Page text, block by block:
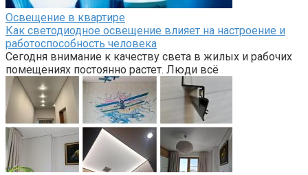
Освещение в квартире
Как светодиодное освещение влияет на настроение и
работоспособность человека
Сегодня внимание к качеству света в жилых и рабочих
помещениях постоянно растет. Люди всё